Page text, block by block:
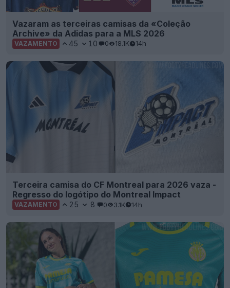
Vazaram as terceiras camisas da «Coleção
Archive» da Adidas para a MLS 2026
VAZAMENTO 45 10 0 18.1K 14h
Terceira camisa do CF Montreal para 2026 vaza -
Regresso do logótipo do Montreal Impact
VAZAMENTO 25 8 0 3.1K 14h